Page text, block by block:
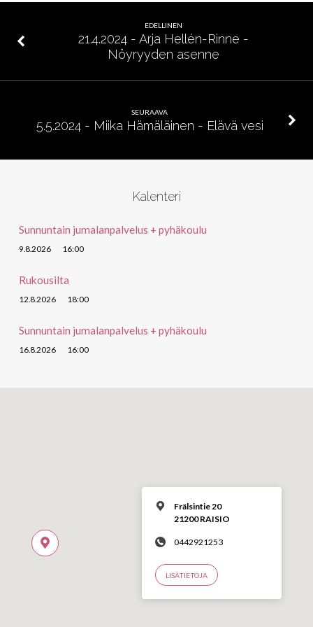
EDELLINEN
21.4.2024 - Arja Hellén-Rinne -
Nöyryyden asenne
SEURAAVA
5.5.2024 - Miika Hämäläinen - Elävä vesi
Kalenteri
Sunnuntain jumalanpalvelus + pyhäkoulu
9.8.2026 16:00
Rukousilta
12.8.2026 18:00
Sunnuntain jumalanpalvelus + pyhäkoulu
16.8.2026 16:00
Frälsintie 20
21200 RAISIO
0442921253
LISÄTIETOJA